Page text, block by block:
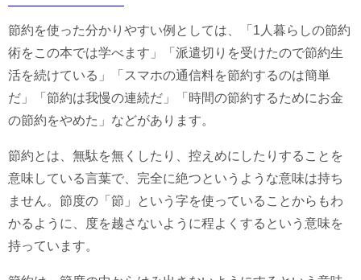
節約を使った分かりやすい例としては、「1人暮らしの節約
術をこの本では学べます」「派遣切りを受けたので節約生
活を続けている」「スマホの通信料を節約するのは簡単
だ」「節約は我慢の連続だ」「時間の節約するためにお金
の節約をやめた」などがあります。
節約とは、無駄を無くしたり、控えめにしたりすることを
意味している言葉で、完全に絶つというような意味は持ち
ません。節度の「節」という字を使っていることからもわ
かるように、度を越さないように程よくするという意味を
持っています。